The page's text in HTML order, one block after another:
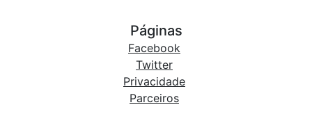
Páginas
Facebook
Twitter
Privacidade
Parceiros